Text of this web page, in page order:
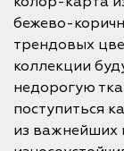
бежево-
трендовых
коллекции
недорогую
поступиться
из важнейших